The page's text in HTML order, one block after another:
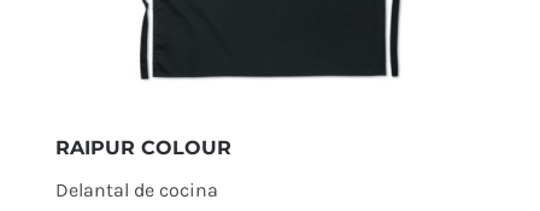
RAIPUR COLOUR
Delantal de cocina